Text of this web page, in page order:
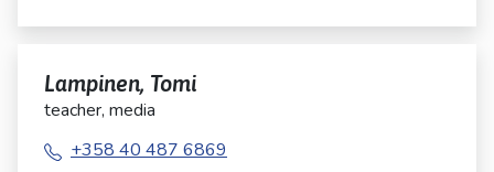
Lampinen, Tomi
teacher, media
+358 40 487 6869